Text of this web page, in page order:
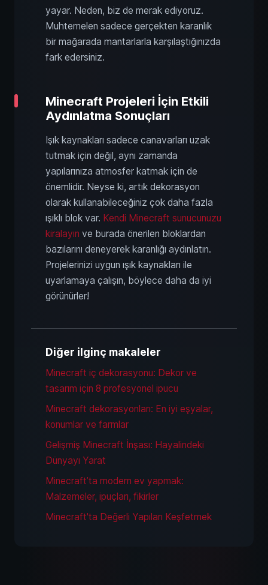
yayar. Neden, biz de merak ediyoruz.
Muhtemelen sadece gerçekten karanlık
bir mağarada mantarlarla karşılaştığınızda
fark edersiniz.
Minecraft Projeleri İçin Etkili
Aydınlatma Sonuçları
Işık kaynakları sadece canavarları uzak
tutmak için değil, aynı zamanda
yapılarınıza atmosfer katmak için de
önemlidir. Neyse ki, artık dekorasyon
olarak kullanabileceğiniz çok daha fazla
ışıklı blok var. Kendi Minecraft sunucunuzu
kiralayın ve burada önerilen bloklardan
bazılarını deneyerek karanlığı aydınlatın.
Projelerinizi uygun ışık kaynakları ile
uyarlamaya çalışın, böylece daha da iyi
görünürler!
Diğer ilginç makaleler
Minecraft iç dekorasyonu: Dekor ve
tasarım için 8 profesyonel ipucu
Minecraft dekorasyonları: En iyi eşyalar,
konumlar ve farmlar
Gelişmiş Minecraft İnşası: Hayalindeki
Dünyayı Yarat
Minecraft’ta modern ev yapmak:
Malzemeler, ipuçları, fikirler
Minecraft'ta Değerli Yapıları Keşfetmek